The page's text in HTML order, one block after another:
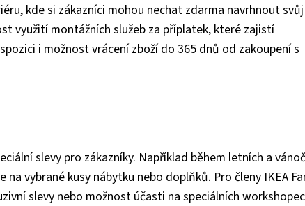
kde si zákazníci mohou nechat zdarma navrhnout svůj
využití montážních služeb za příplatek, které zajistí
i možnost vrácení zboží do 365 dnů od zakoupení s
slevy pro zákazníky. Například během letních a
vybrané kusy nábytku nebo doplňků. Pro členy IKEA
slevy nebo možnost účasti na speciálních